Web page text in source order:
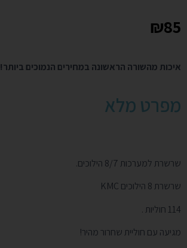
₪85
איכות מהשורה הראשונה במחירים הנמוכים ביותר!
מפרט מלא
שרשרת למערכות 8/7 הילוכים.
שרשרת 8 הילוכים KMC
114 חוליות .
מגיעה עם חוליית שחרור מהיר!